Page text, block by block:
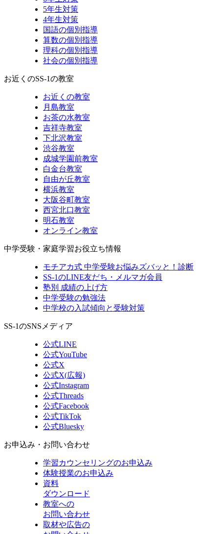
5年生対策
4年生対策
国語の個別指導
算数の個別指導
理科の個別指導
社会の個別指導
お近くのSS-1の教室
お近くの教室
月島教室
お茶の水教室
吉祥寺教室
下北沢教室
渋谷教室
成城学園前教室
白金台教室
自由が丘教室
横浜教室
大阪谷町教室
西宮北口教室
明石教室
オンライン教室
中学受験・家庭学習お役立ち情報
モチアカ式 中学受験お悩みズバッと！診断
SS-1のLINE友だち・メルマガ会員
塾別 成績の上げ方
中学受験の勉強法
中学校の入試傾向と受験対策
SS-1のSNSメディア
公式LINE
公式YouTube
公式X
公式X(広報)
公式Instagram
公式Threads
公式Facebook
公式TikTok
公式Bluesky
お申込み・お問い合わせ
学習カウンセリングのお申込み
体験授業のお申込み
資料
ダウンロード
教室への
お問い合わせ
取材や広告の